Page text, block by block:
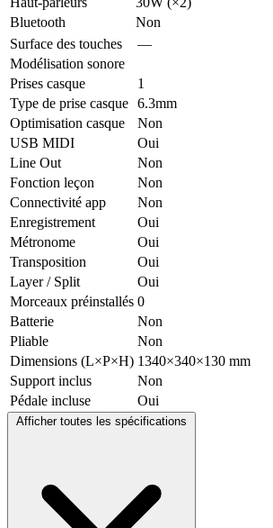
Bluetooth
Non
Surface des touches
—
Modélisation sonore
Prises casque
1
Type de prise casque 6.3mm
Optimisation casque
Non
USB MIDI
Oui
Line Out
Non
Fonction leçon
Non
Connectivité app
Non
Enregistrement
Oui
Métronome
Oui
Transposition
Oui
Layer / Split
Oui
Morceaux préinstallés 0
Batterie
Non
Pliable
Non
Dimensions (L×P×H) 1340×340×130 mm
Support inclus
Non
Pédale incluse
Oui
Afficher toutes les spécifications